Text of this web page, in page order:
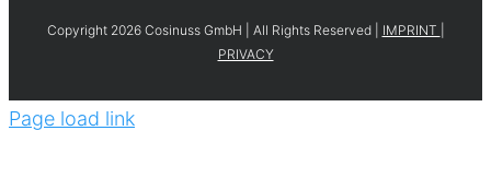
Copyright 2026 Cosinuss GmbH | All Rights Reserved | IMPRINT
PRIVACY
Page load link